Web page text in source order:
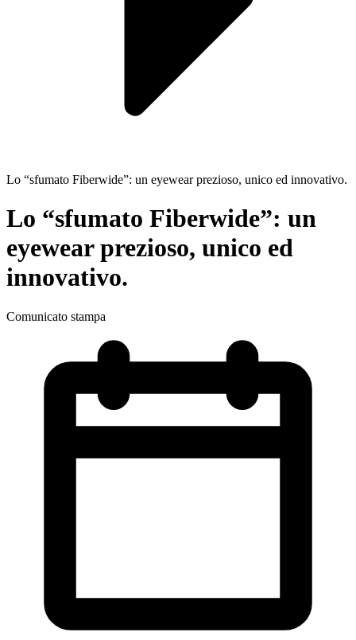
Lo “sfumato Fiberwide”: un eyewear prezioso, unico ed innovativo.
Lo “sfumato Fiberwide”: un
eyewear prezioso, unico ed
innovativo.
Comunicato stampa